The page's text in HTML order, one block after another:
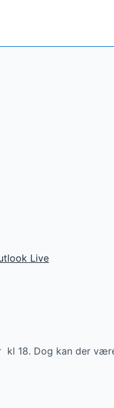
Live
kl 18. Dog kan der